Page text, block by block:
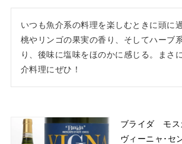
いつも魚介系の料理を楽しむときに頭に
桃やリンゴの果実の香り、そしてハーブ
り、後味に塩味をほのかに感じる。まさ
介料理にぜひ！
ブライダ モス
ヴィーニャ･セ